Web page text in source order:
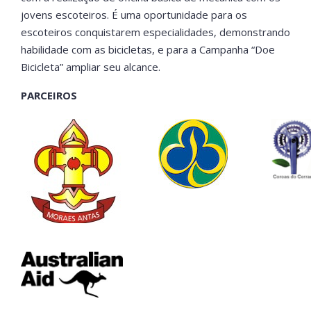
jovens escoteiros. É uma oportunidade para os
escoteiros conquistarem especialidades, demonstrando
habilidade com as bicicletas, e para a Campanha “Doe
Bicicleta” ampliar seu alcance.
PARCEIROS